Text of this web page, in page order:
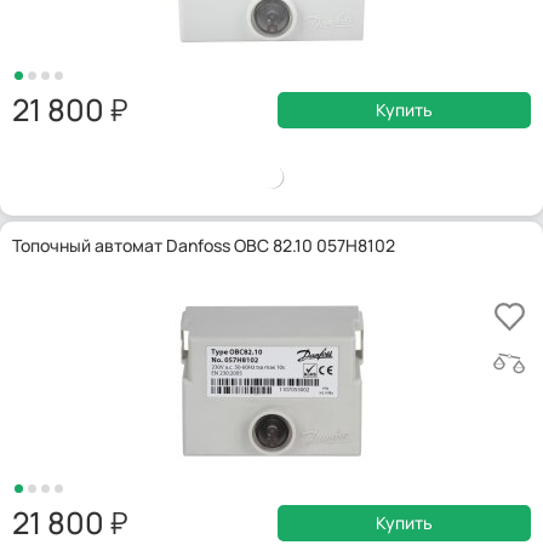
21 800 Купить
Топочный автомат Danfoss OBC 82.10 057H8102
21 800 Купить